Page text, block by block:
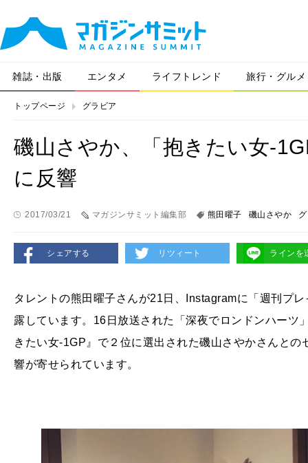
雑誌・出版 エンタメ ライフトレンド 旅行・グルメ
トップページ グラビア
磯山さやか、「抱きたい女-
に反響
2017/03/21 マガジンサミット編集部 熊田曜子 磯山さやか
シェアする リツィート ラインを
タレントの熊田曜子さんが21日、Instagramに「週刊プ
露しています。16日放送された「深夜でロンドンハーツ
きたい女-1GP』で２位に選出された磯山さやかさんと
響が寄せられています。